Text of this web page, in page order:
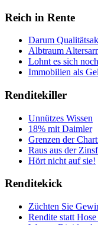
Reich in Rente
Darum
Albtraum
Lohnt es sich
Immobilien als
Renditekiller
Unnützes Wissen
18% mit Daimler
Grenzen der
Raus aus der
Hört nicht auf sie!
Renditekick
Züchten Sie
Rendite statt